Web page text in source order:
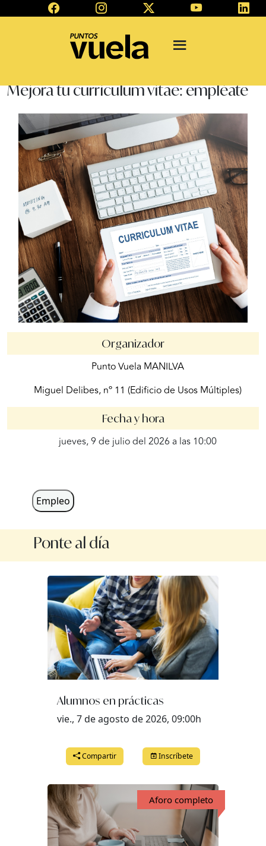
Mejora tu currículum vitae: empléate
Organizador
Punto Vuela MANILVA
Miguel Delibes, nº 11 (Edificio de Usos Múltiples)
Fecha y hora
jueves, 9 de julio del 2026 a las 10:00
Empleo
Ponte al día
Alumnos en prácticas
vie., 7 de agosto de 2026, 09:00h
Compartir Inscríbete
Aforo completo